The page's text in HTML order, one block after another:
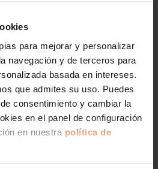
para mejorar y personalizar
navegación y de terceros para
basada en intereses.
que admites su uso. Puedes
consentimiento y cambiar la
en el panel de configuración
en nuestra política de
la venta de
los trámites